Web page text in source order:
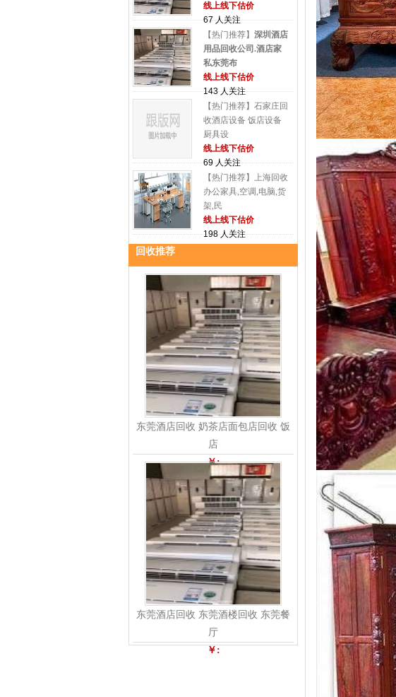
线上线下估价
67 人关注
【热门推荐】 深圳酒店
用品回收公司.酒店家
私东莞布
线上线下估价
143 人关注
【热门推荐】石家庄回
收酒店设备 饭店设备
厨具设
线上线下估价
69 人关注
【热门推荐】上海回收
办公家具,空调,电脑,货
架,民
线上线下估价
198 人关注
回收推荐
东莞酒店回收 奶茶店面包店回收 饭
店
￥:
东莞酒店回收 东莞酒楼回收 东莞餐
厅
￥: